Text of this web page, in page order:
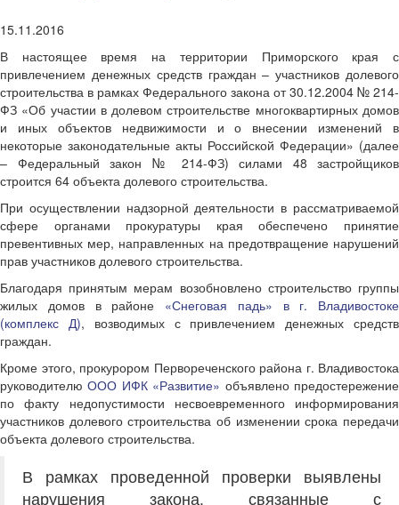
15.11.2016
В настоящее время на территории Приморского края с
привлечением денежных средств граждан – участников долевого
строительства в рамках Федерального закона от 30.12.2004 № 214-
ФЗ «Об участии в долевом строительстве многоквартирных домов
и иных объектов недвижимости и о внесении изменений в
некоторые законодательные акты Российской Федерации» (далее
– Федеральный закон № 214-ФЗ) силами 48 застройщиков
строится 64 объекта долевого строительства.
При осуществлении надзорной деятельности в рассматриваемой
сфере органами прокуратуры края обеспечено принятие
превентивных мер, направленных на предотвращение нарушений
прав участников долевого строительства.
Благодаря принятым мерам возобновлено строительство группы
жилых домов в районе «Снеговая падь» в г. Владивостоке
(комплекс Д), возводимых с привлечением денежных средств
граждан.
Кроме этого, прокурором Первореченского района г. Владивостока
руководителюООО ИФК «Развитие» объявлено предостережение
по факту недопустимости несвоевременного информирования
участников долевого строительства об изменении срока передачи
объекта долевого строительства.
В рамках проведенной проверки выявлены
нарушения закона, связанные с